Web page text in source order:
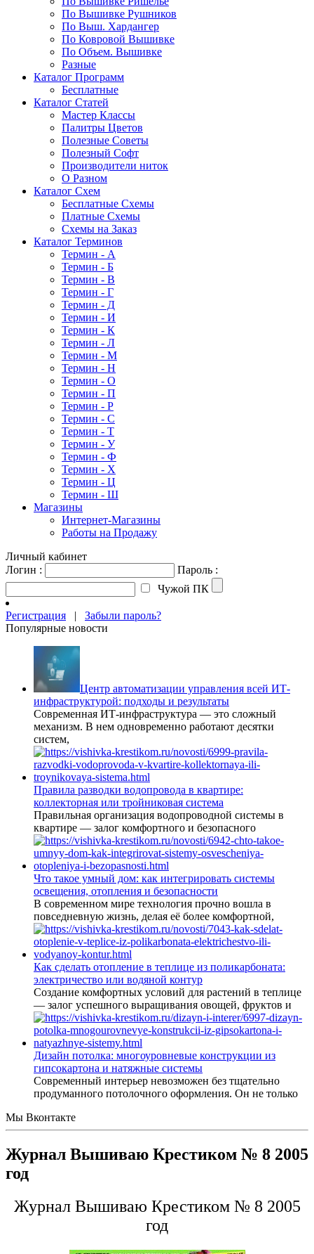
По Вышивке Рушников
По Выш. Хардангер
По Ковровой Вышивке
По Объем. Вышивке
Разные
Каталог Программ
Бесплатные
Каталог Статей
Мастер Классы
Палитры Цветов
Полезные Советы
Полезный Софт
Производители ниток
О Разном
Каталог Схем
Бесплатные Схемы
Платные Схемы
Схемы на Заказ
Каталог Терминов
Термин - А
Термин - Б
Термин - В
Термин - Г
Термин - Д
Термин - И
Термин - К
Термин - Л
Термин - М
Термин - Н
Термин - О
Термин - П
Термин - Р
Термин - С
Термин - Т
Термин - У
Термин - Ф
Термин - Х
Термин - Ц
Термин - Ш
Магазины
Интернет-Магазины
Работы на Продажу
Личный кабинет
Логин :
Пароль :
Чужой ПК
Регистрация | Забыли пароль?
Популярные новости
Центр автоматизации управления всей ИТ-
инфраструктурой: подходы и результаты
Современная ИТ-инфраструктура — это сложный
механизм. В нем одновременно работают десятки
систем,
Правила разводки водопровода в квартире:
коллекторная или тройниковая система
Правильная организация водопроводной системы в
квартире — залог комфортного и безопасного
Что такое умный дом: как интегрировать системы
освещения, отопления и безопасности
В современном мире технология прочно вошла в
повседневную жизнь, делая её более комфортной,
Как сделать отопление в теплице из поликарбоната:
электричество или водяной контур
Создание комфортных условий для растений в теплице
— залог успешного выращивания овощей, фруктов и
Дизайн потолка: многоуровневые конструкции из
гипсокартона и натяжные системы
Современный интерьер невозможен без тщательно
продуманного потолочного оформления. Он не только
Мы Вконтакте
Журнал Вышиваю Крестиком № 8 2005
год
Журнал Вышиваю Крестиком № 8 2005
год